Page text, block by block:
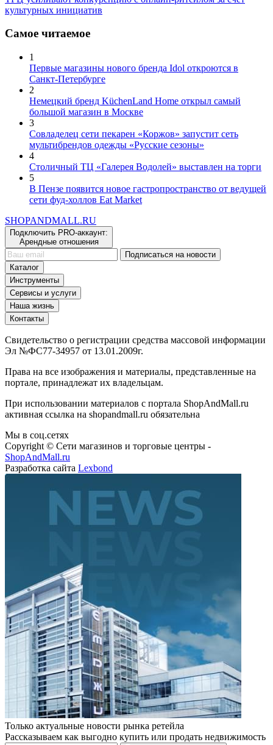
ТРЦ усиливают конкуренцию с онлайн-ритейлом за счет
культурных инициатив
Самое читаемое
1
Первые магазины нового бренда Idol откроются в
Санкт-Петербурге
2
Немецкий бренд KüchenLand Home открыл самый
большой магазин в Москве
3
Совладелец сети пекарен «Коржов» запустит сеть
мультибрендов одежды «Русские сезоны»
4
Столичный ТЦ «Галерея Водолей» выставлен на торги
5
В Пензе появится новое гастропространство от ведущей
сети фуд-холлов Eat Market
SHOPANDMALL.RU
Подключить PRO-аккаунт:
Арендные отношения
Подписаться на новости
Каталог
Инструменты
Сервисы и услуги
Наша жизнь
Контакты
Свидетельство о регистрации средства массовой информации
Эл №ФС77-34957 от 13.01.2009г.
Права на все изображения и материалы, представленные на
портале, принадлежат их владельцам.
При использовании материалов с портала ShopAndMall.ru
активная ссылка на shopandmall.ru обязательна
Мы в соц.сетях
Copyright © Сети магазинов и торговые центры -
ShopAndMall.ru
Разработка сайтаLexbond
Только актуальные новости рынка ретейла
Рассказываем как выгодно купить или продать недвижимость